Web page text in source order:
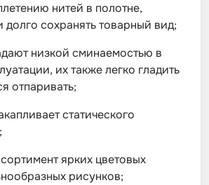
нитей в полотне,
долго сохранять товарный вид;
низкой сминаемостью в
их также легко гладить
отпаривать;
статического
ярких цветовых
рисунков;